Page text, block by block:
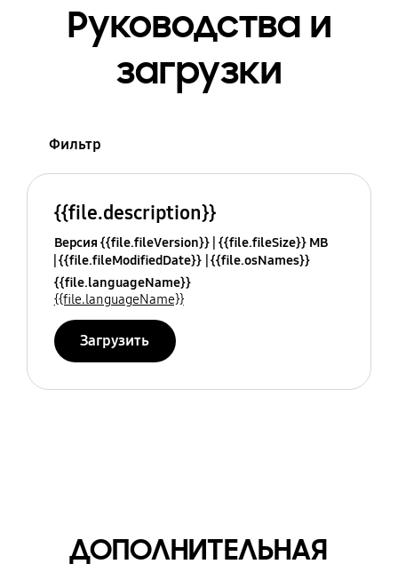
Руководства и
загрузки
Фильтр
{{file.description}}
Версия {{file.fileVersion}} {{file.fileSize}} MB
{{file.fileModifiedDate}} {{file.osNames}}
{{file.languageName}}
{{file.languageName}}
Загрузить
ДОПОЛНИТЕЛЬНАЯ